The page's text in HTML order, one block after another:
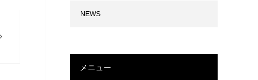
NEWS
メニュー